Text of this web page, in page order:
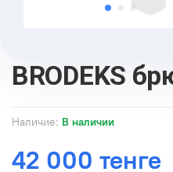
Наличие: В наличии
BRODEKS
42 000 тенге